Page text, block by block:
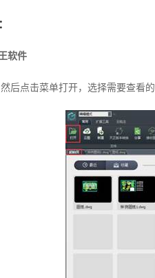
软件
后点击菜单打开，选择需要查看的